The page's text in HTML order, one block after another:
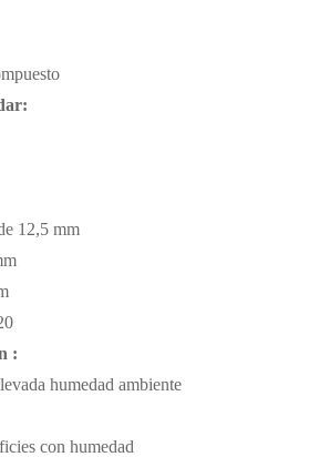
12,5 mm
:
humedad ambiente
con humedad